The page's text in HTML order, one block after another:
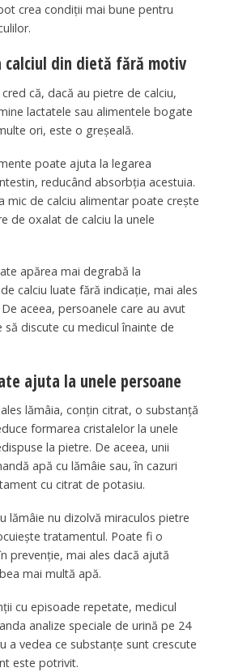
crea condiții mai bune pentru
calciul din dietă fără motiv
că, dacă au pietre de calciu,
lactatele sau alimentele bogate
ori, este o greșeală.
poate ajuta la legarea
reducând absorbția acestuia.
mic de calciu alimentar poate crește
de oxalat de calciu la unele
apărea mai degrabă la
calciu luate fără indicație, mai ales
aceea, persoanele care au avut
să discute cu medicul înainte de
ajuta la unele persoane
lămâia, conțin citrat, o substanță
formarea cristalelor la unele
la pietre. De aceea, unii
apă cu lămâie sau, în cazuri
cu citrat de potasiu.
lămâie nu dizolvă miraculos pietre
tratamentul. Poate fi o
prevenție, mai ales dacă ajută
mai multă apă.
cu episoade repetate, medicul
analize speciale de urină pe 24
a vedea ce substanțe sunt crescute
este potrivit.